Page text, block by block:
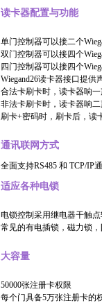
读卡器配置与功能
单门控制器可以接二个
双门控制器可以接四个
四门控制器可以接四个
Wiegand26读卡器接口提供
合法卡刷卡时，读卡器响
非法卡刷卡时，读卡器响
刷卡+密码时，刷卡后，读
通讯联网方式
全面支持RS485 和 TCP/IP
适应各种电锁
电锁控制采用继电器干触
常见的有电插锁，磁力锁
大容量
50000张注册卡权限
每个门具备5万张注册卡的